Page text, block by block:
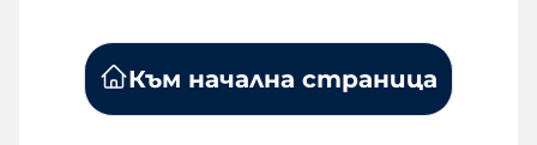
Към начална страница